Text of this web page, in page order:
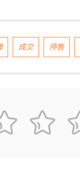
成交 停售